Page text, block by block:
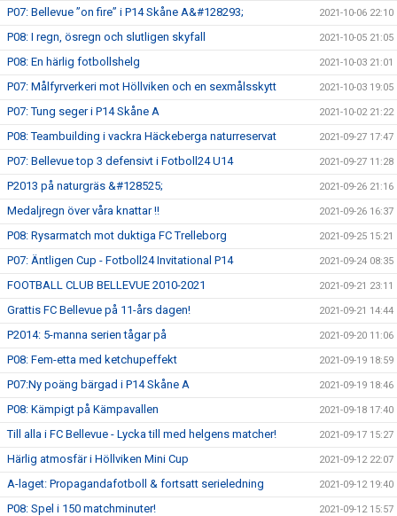
P07: Bellevue ”on fire” i P14 Skåne A&#128293; 2021-10-06 22:10
P08: I regn, ösregn och slutligen skyfall 2021-10-05 21:05
P08: En härlig fotbollshelg 2021-10-03 21:01
P07: Målfyrverkeri mot Höllviken och en sexmålsskytt 2021-10-03 19:05
P07: Tung seger i P14 Skåne A 2021-10-02 21:22
P08: Teambuilding i vackra Häckeberga naturreservat 2021-09-27 17:47
P07: Bellevue top 3 defensivt i Fotboll24 U14 2021-09-27 11:28
P2013 på naturgräs &#128525; 2021-09-26 21:16
Medaljregn över våra knattar !! 2021-09-26 16:37
P08: Rysarmatch mot duktiga FC Trelleborg 2021-09-25 15:21
P07: Äntligen Cup - Fotboll24 Invitational P14 2021-09-24 08:35
FOOTBALL CLUB BELLEVUE 2010-2021 2021-09-21 23:11
Grattis FC Bellevue på 11-års dagen! 2021-09-21 14:44
P2014: 5-manna serien tågar på 2021-09-20 11:06
P08: Fem-etta med ketchupeffekt 2021-09-19 18:59
P07:Ny poäng bärgad i P14 Skåne A 2021-09-19 18:46
P08: Kämpigt på Kämpavallen 2021-09-18 17:40
Till alla i FC Bellevue - Lycka till med helgens matcher! 2021-09-17 15:27
Härlig atmosfär i Höllviken Mini Cup 2021-09-12 22:07
A-laget: Propagandafotboll & fortsatt serieledning 2021-09-12 19:40
P08: Spel i 150 matchminuter! 2021-09-12 15:57